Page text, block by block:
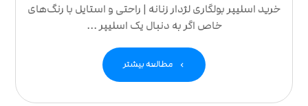
خرید اسلیپر بولگاری لژدار زنانه | راحتی و استایل با رنگ‌های
خاص اگر به دنبال یک اسلیپر ...
مطالعه بیشتر